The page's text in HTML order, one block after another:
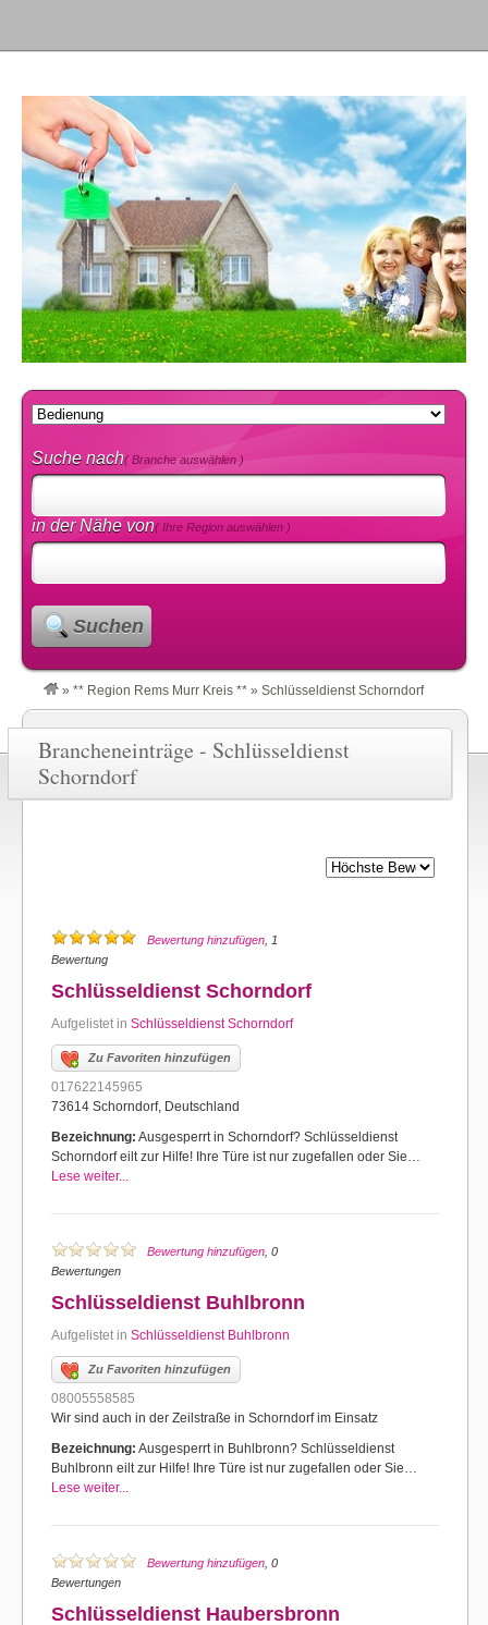
Suche nach( Branche auswählen )
in der Nähe von( Ihre Region auswählen )
Suchen
» ** Region Rems Murr Kreis ** » Schlüsseldienst Schorndorf
Brancheneinträge - Schlüsseldienst
Schorndorf
Bewertung hinzufügen , 1
Bewertung
Schlüsseldienst Schorndorf
Aufgelistet in Schlüsseldienst Schorndorf
Zu Favoriten hinzufügen
017622145965
73614 Schorndorf, Deutschland
Bezeichnung: Ausgesperrt in Schorndorf? Schlüsseldienst
Schorndorf eilt zur Hilfe! Ihre Türe ist nur zugefallen oder Sie…
Lese weiter...
Bewertung hinzufügen , 0
Bewertungen
Schlüsseldienst Buhlbronn
Aufgelistet in Schlüsseldienst Buhlbronn
Zu Favoriten hinzufügen
08005558585
Wir sind auch in der Zeilstraße in Schorndorf im Einsatz
Bezeichnung: Ausgesperrt in Buhlbronn? Schlüsseldienst
Buhlbronn eilt zur Hilfe! Ihre Türe ist nur zugefallen oder Sie…
Lese weiter...
Bewertung hinzufügen , 0
Bewertungen
Schlüsseldienst Haubersbronn